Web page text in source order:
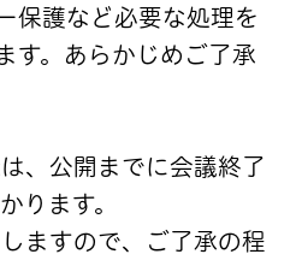
保護など必要な処理を
す。あらかじめご了承
、公開までに会議終了
ります。
ますので、ご了承の程